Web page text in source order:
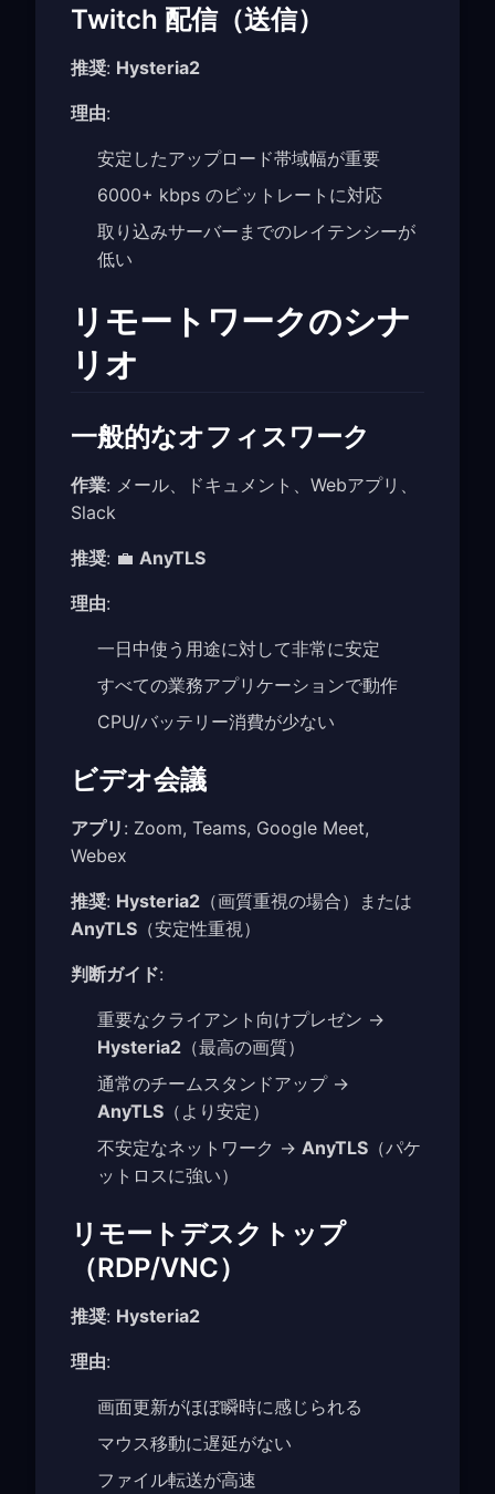
Twitch 配信（送信）
推奨: Hysteria2
理由:
安定したアップロード帯域幅が重要
6000+ kbps のビットレートに対応
取り込みサーバーまでのレイテンシーが
低い
リモートワークのシナ
リオ
一般的なオフィスワーク
作業: メール、ドキュメント、Webアプリ、
Slack
推奨: 💼 AnyTLS
理由:
一日中使う用途に対して非常に安定
すべての業務アプリケーションで動作
CPU/バッテリー消費が少ない
ビデオ会議
アプリ : Zoom, Teams, Google Meet,
Webex
推奨: Hysteria2 （画質重視の場合）または
AnyTLS （安定性重視）
判断ガイド:
重要なクライアント向けプレゼン →
Hysteria2 （最高の画質）
通常のチームスタンドアップ →
AnyTLS （より安定）
不安定なネットワーク → AnyTLS （パケ
ットロスに強い）
リモートデスクトップ
（RDP/VNC）
推奨: Hysteria2
理由:
画面更新がほぼ瞬時に感じられる
マウス移動に遅延がない
ファイル転送が高速